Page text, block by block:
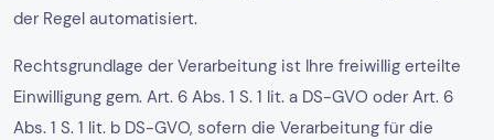
der Regel automatisiert.
Rechtsgrundlage der Verarbeitung ist Ihre freiwillig erteilte
Einwilligung gem. Art. 6 Abs. 1 S. 1 lit. a DS-GVO oder Art. 6
Abs. 1 S. 1 lit. b DS-GVO, sofern die Verarbeitung für die